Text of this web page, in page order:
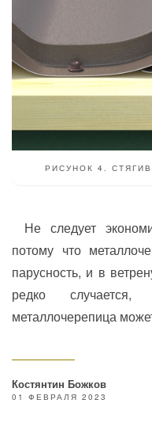
РИСУНОК 4.
Не следует
потому что
парусность, и в
редко
металлочерепица
Костянтин Божков
01 ФЕВРАЛЯ 2023